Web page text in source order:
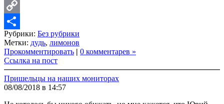
LinkedIn
Copy
Link
Share
Рубрики: Без рубрики
Метки: дудь, лимонов
Прокомментировать | 0 комментарев »
Ссылка на пост
Пришельцы на наших мониторах
08/08/2018 в 14:57